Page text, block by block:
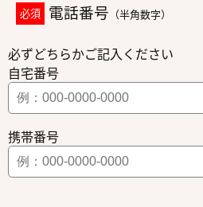
必須 電話番号 （半角数字）
必ずどちらかご記入ください
自宅番号
携帯番号